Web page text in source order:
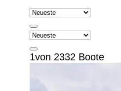
1von 2332 Boote